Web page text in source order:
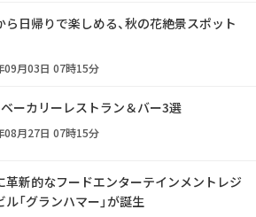
ら日帰りで楽しめる、秋の花絶景スポット
09月03日 07時15分
ベーカリーレストラン＆バー3選
08月27日 07時15分
革新的なフードエンターテインメントレジ
ル「グランハマー」が誕生